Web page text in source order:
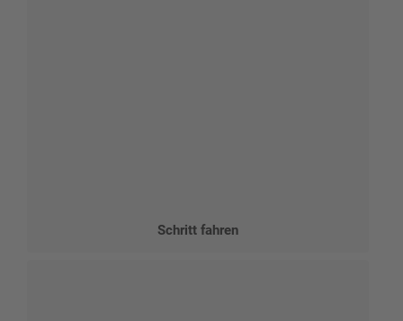
Schritt fahren